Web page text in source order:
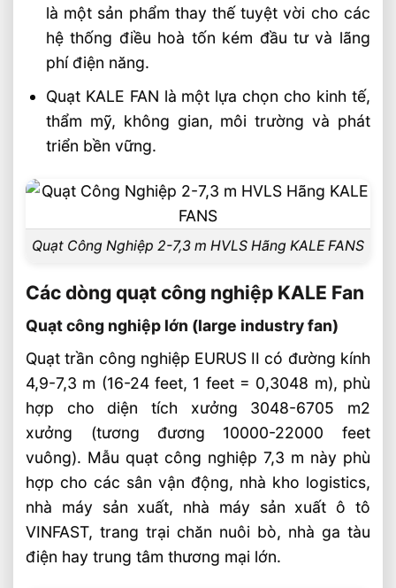
là một sản phẩm thay thế tuyệt vời cho các
hệ thống điều hoà tốn kém đầu tư và lãng
phí điện năng.
Quạt KALE FAN là một lựa chọn cho kinh tế,
thẩm mỹ, không gian, môi trường và phát
triển bền vững.
Quạt Công Nghiệp 2-7,3 m HVLS Hãng KALE FANS
Các dòng quạt công nghiệp KALE Fan
Quạt công nghiệp lớn (large industry fan)
Quạt trần công nghiệp EURUS II có đường kính
4,9-7,3 m (16-24 feet, 1 feet = 0,3048 m), phù
hợp cho diện tích xưởng 3048-6705 m2
xưởng (tương đương 10000-22000 feet
vuông). Mẫu quạt công nghiệp 7,3 m này phù
hợp cho các sân vận động, nhà kho logistics,
nhà máy sản xuất, nhà máy sản xuất ô tô
VINFAST, trang trại chăn nuôi bò, nhà ga tàu
điện hay trung tâm thương mại lớn.